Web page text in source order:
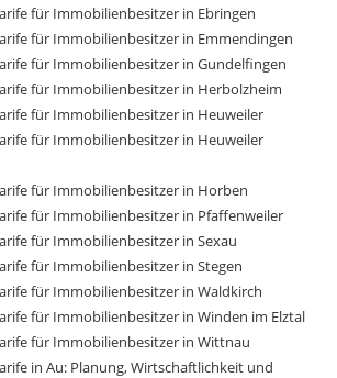
für Immobilienbesitzer in Ebringen
für Immobilienbesitzer in Emmendingen
für Immobilienbesitzer in Gundelfingen
für Immobilienbesitzer in Herbolzheim
für Immobilienbesitzer in Heuweiler
für Immobilienbesitzer in Heuweiler
für Immobilienbesitzer in Horben
für Immobilienbesitzer in Pfaffenweiler
für Immobilienbesitzer in Sexau
für Immobilienbesitzer in Stegen
für Immobilienbesitzer in Waldkirch
für Immobilienbesitzer in Winden im Elztal
für Immobilienbesitzer in Wittnau
in Au: Planung, Wirtschaftlichkeit und